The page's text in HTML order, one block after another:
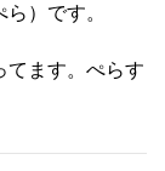
）です。
てます。ぺらす